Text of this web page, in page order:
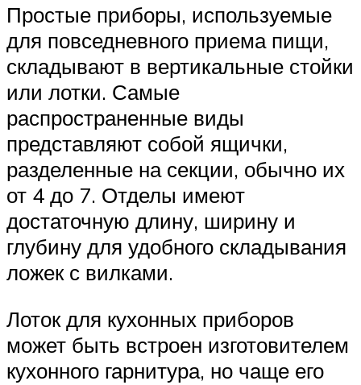
Простые приборы, используемые
для повседневного приема пищи,
складывают в вертикальные стойки
или лотки. Самые
распространенные виды
представляют собой ящички,
разделенные на секции, обычно их
от 4 до 7. Отделы имеют
достаточную длину, ширину и
глубину для удобного складывания
ложек с вилками.
Лоток для кухонных приборов
может быть встроен изготовителем
кухонного гарнитура, но чаще его